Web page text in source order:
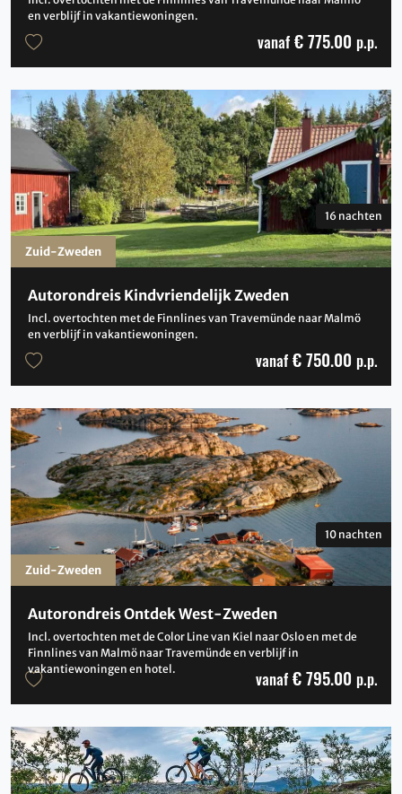
en verblijf in vakantiewoningen.
vanaf € 775.00 p.p.
Autorondreis Kindvriendelijk Zweden
Incl. overtochten met de Finnlines van Travemünde naar Malmö
en verblijf in vakantiewoningen.
16 nachten
vanaf € 750.00 p.p.
Zuid-Zweden
Autorondreis Ontdek West-Zweden
Incl. overtochten met de Color Line van Kiel naar Oslo en met de
Finnlines van Malmö naar Travemünde en verblijf in
vakantiewoningen en hotel.
10 nachten
vanaf € 795.00 p.p.
Zuid-Zweden